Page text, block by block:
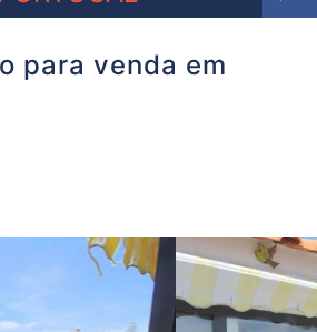
para venda em